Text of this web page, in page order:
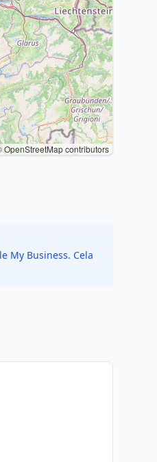
OpenStreetMap contributors
My Business. Cela